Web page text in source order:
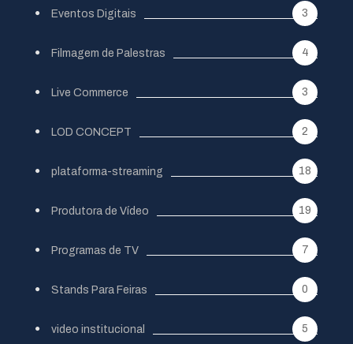
Eventos Digitais 3
Filmagem de Palestras 4
Live Commerce 3
LOD CONCEPT 2
plataforma-streaming 18
Produtora de Vídeo 19
Programas de TV 7
Stands Para Feiras 0
video institucional 5